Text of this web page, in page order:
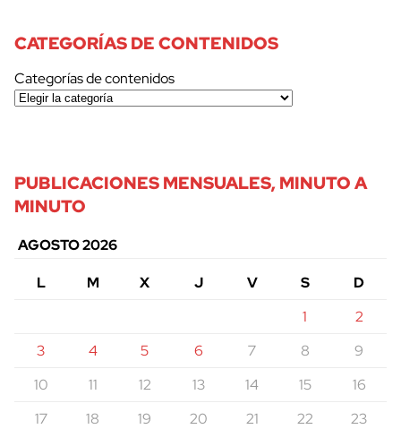
CATEGORÍAS DE CONTENIDOS
Categorías de contenidos
PUBLICACIONES MENSUALES, MINUTO A
MINUTO
AGOSTO 2026
L
M X J V S
D
1
2
3
4 5 6 7 8
9
10
11 12 13 14 15
16
17
18 19 20 21 22
23